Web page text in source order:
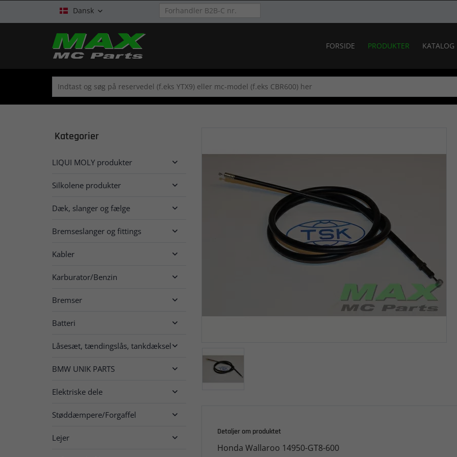
Dansk 
FORSIDE PRODUKTER KATALOG
Kategorier
LIQUI MOLY produkter 
Silkolene produkter 
Dæk, slanger og fælge 
Bremseslanger og fittings 
Kabler 
Karburator/Benzin 
Bremser 
Batteri 
Låsesæt, tændingslås, tankdæksel
BMW UNIK PARTS 
Elektriske dele 
Støddæmpere/Forgaffel 
Lejer 
Detaljer om produktet
Honda Wallaroo 14950-GT8-600